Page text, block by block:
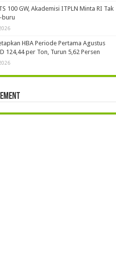
100 GW, Akademisi ITPLN Minta RI Tak
buru
HBA Periode Pertama Agustus
124,44 per Ton, Turun 5,62 Persen